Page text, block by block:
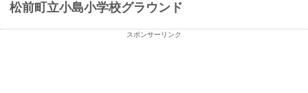
松前町立小島小学校グラウンド
スポンサーリンク